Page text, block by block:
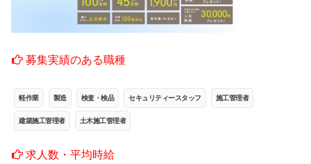
募集実績のある職種
軽作業 製造 検査・検品 セキュリティースタッフ 施工管理者
建築施工管理者 土木施工管理者
求人数・平均時給